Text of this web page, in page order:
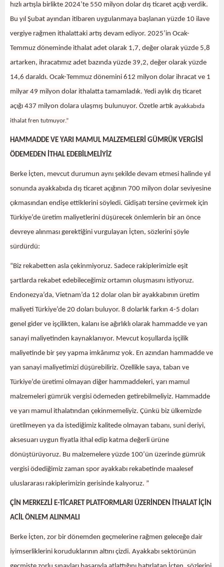
hızlı artışla birlikte 2024’te 550 milyon dolar dış ticaret açığı verdik.
Bu yıl Şubat ayından itibaren uygulanmaya başlanan yüzde 10 ilave
vergiye rağmen ithalattaki artış devam ediyor. 2025’in Ocak-
Temmuz döneminde ithalat adet olarak 1,7, değer olarak yüzde 5,8
artarken, ihracatımız adet bazında yüzde 39,2, değer olarak yüzde
14,6 daraldı. Ocak-Temmuz dönemini 612 milyon dolar ihracat ve 1
milyar 49 milyon dolar ithalatta tamamladık. Yedi aylık dış ticaret
açığı 437 milyon dolara ulaşmış bulunuyor. Özetle artık ayakkabıda
ithalat fren tutmuyor.”
HAMMADDE VE YARI MAMUL MALZEMELERİ GÜMRÜK VERGİSİ
ÖDEMEDEN İTHAL EDEBİLMELİYİZ
Berke İçten, mevcut durumun aynı şekilde devam etmesi halinde yıl
sonunda ayakkabıda dış ticaret açığının 700 milyon dolar seviyesine
çıkmasından endişe ettiklerini söyledi. Gidişatı tersine çevirmek için
Türkiye’de üretim maliyetlerini düşürecek önlemlerin bir an önce
devreye alınması gerektiğini vurgulayan İçten, sözlerini şöyle
sürdürdü:
“Biz rekabetten asla çekinmiyoruz. Sadece rakiplerimizle eşit
şartlarda rekabet edebileceğimiz ortamın oluşmasını istiyoruz.
Endonezya’da, Vietnam’da 12 dolar olan bir ayakkabının üretim
maliyeti Türkiye’de 20 doları buluyor. 8 dolarlık farkın 4-5 doları
genel gider ve işçilikten, kalanı ise ağırlıklı olarak hammadde ve yan
sanayi maliyetinden kaynaklanıyor. Mevcut koşullarda işçilik
maliyetinde bir şey yapma imkânımız yok. En azından hammadde ve
yan sanayi maliyetimizi düşürebiliriz. Özellikle saya, taban ve
Türkiye’de üretimi olmayan diğer hammaddeleri, yarı mamul
malzemeleri gümrük vergisi ödemeden getirebilmeliyiz. Hammadde
ve yarı mamul ithalatından çekinmemeliyiz. Çünkü biz ülkemizde
üretilmeyen ya da istediğimiz kalitede olmayan tabanı, suni deriyi,
aksesuarı uygun fiyatla ithal edip katma değerli ürüne
dönüştürüyoruz. Bu malzemelere yüzde 100’ün üzerinde gümrük
vergisi ödediğimiz zaman spor ayakkabı rekabetinde maalesef
uluslararası rakiplerimizin gerisinde kalıyoruz. ”
ÇİN MERKEZLİ E-TİCARET PLATFORMLARI ÜZERİNDEN İTHALAT İÇİN
ACİL ÖNLEM ALINMALI
Berke İçten, zor bir dönemden geçmelerine rağmen geleceğe dair
iyimserliklerini koruduklarının altını çizdi. Ayakkabı sektörünün